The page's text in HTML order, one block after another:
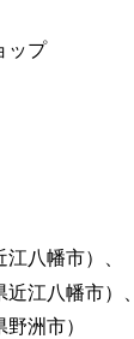
ップ
八幡市）、
江八幡市）、
洲市）